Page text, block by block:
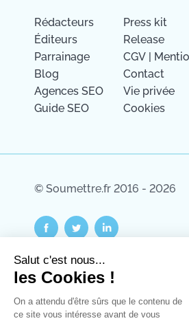
Rédacteurs
Éditeurs
Parrainage
Blog
Agences SEO
Guide SEO
Press kit
Release
CGV
Contact
Vie privée
Cookies
© Soumettre.fr 2016 - 2026
Salut c'est nous...
les Cookies !
On a attendu d'être sûrs que le contenu de
ce site vous intéresse avant de vous